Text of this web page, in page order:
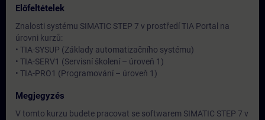
Előfeltételek
Znalosti systému SIMATIC STEP 7 v prostředí TIA Portal na
úrovni kurzů:
• TIA-SYSUP (Základy automatizačního systému)
• TIA-SERV1 (Servisní školení – úroveň 1)
• TIA-PRO1 (Programování – úroveň 1)
Megjegyzés
V tomto kurzu budete pracovat se softwarem SIMATIC STEP 7 v